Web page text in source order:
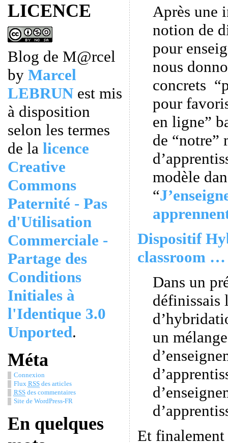
LICENCE
Blog de M@rcel
by Marcel
LEBRUNest mis
à disposition
selon les termes
de la licence
Creative
Commons
Paternité - Pas
d'Utilisation
Commerciale -
Partage des
Conditions
Initiales à
l'Identique 3.0
Unported.
Méta
Connexion
Flux RSSdes articles
RSSdes commentaires
Site de WordPress-FR
En quelques
Après une
notion de
pour
nous
concrets
pour
en ligne”
de “notre”
modèle
“
Dispositif
classroom …
Dans un
définissais
un
Et